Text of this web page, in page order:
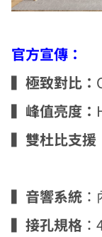
官方宣傳：
▍極致對比：
▍ 峰值亮度：
▍雙杜比支援
▍ 音響系統
▍接孔規格